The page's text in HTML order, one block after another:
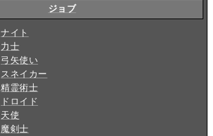
ジョブ
ナイト
力士
弓矢使い
スネイカー
精霊術士
ドロイド
天使
魔剣士